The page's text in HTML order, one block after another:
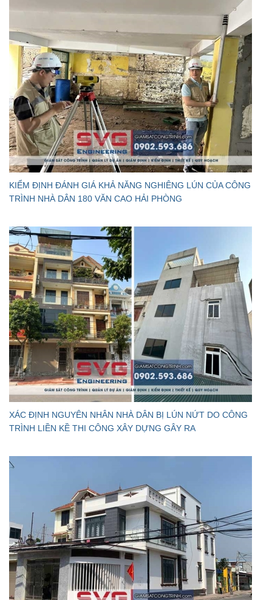
KIỂM ĐỊNH ĐÁNH GIÁ KHẢ NĂNG NGHIÊNG LÚN CỦA CÔNG
TRÌNH NHÀ DÂN 180 VĂN CAO HẢI PHÒNG
XÁC ĐỊNH NGUYÊN NHÂN NHÀ DÂN BỊ LÚN NỨT DO CÔNG
TRÌNH LIỀN KỀ THI CÔNG XÂY DỰNG GÂY RA